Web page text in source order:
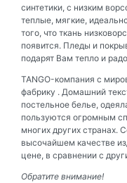
синтетики, с низким
теплые, мягкие,
того, что ткань
появится. Пледы и
подарят Вам тепло и
TANGO-компания с
фабрику . Домашний
постельное белье,
пользуются огромным
многих других странах.
высочайшем качестве
цене, в сравнении с
Обратите внимание!